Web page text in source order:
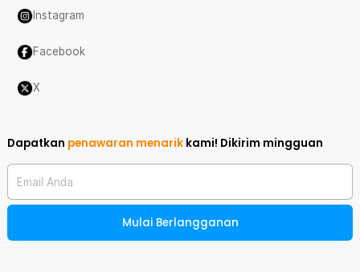
Instagram
Facebook
X
Dapatkan penawaran menarik kami! Dikirim mingguan
Email Anda
Mulai Berlangganan